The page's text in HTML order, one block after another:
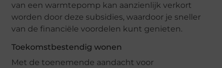
van een warmtepomp kan aanzienlijk verkort
worden door deze subsidies, waardoor je sneller
van de financiële voordelen kunt genieten.
Toekomstbestendig wonen
Met de toenemende aandacht voor